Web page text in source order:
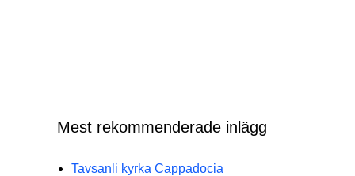
Mest rekommenderade inlägg
Tavsanli kyrka Cappadocia